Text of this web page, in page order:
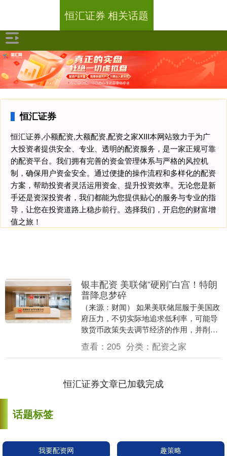
恒汇证券
恒汇证券,小额配资,大额配资,配资之家XIII‌本网站致力于为广
大投资者提供安全、专业、透明的配资服务，是一家正规可靠
的配资平台。我们拥有完善的资金管理体系与严格的风控机
制，确保用户资金安全。通过便捷的操作流程和多样化的配资
方案，帮助投资者灵活运用资金、提升投资效率。无论您是新
手还是资深投资者，我们都能为您提供贴心的服务与专业的指
导，让您在投资道路上稳步前行。选择我们，开启您的财富增
值之旅！
恒汇证券 相关话题
银丰配资 美联储“硬刚”白宫！特朗
普降息梦碎
（来源：财闻） 如果美联储屈服于美国政
府压力，不切实际地追求低利率，可能导
致货币政策失去调节经济的作用，并削弱
美元及美国金融体系的稳定性。 据央视新
闻，4月29....
查看： 205 分类： 配资之家
恒汇证券文章已加载完成
话题标签
我要配资网 趣策略